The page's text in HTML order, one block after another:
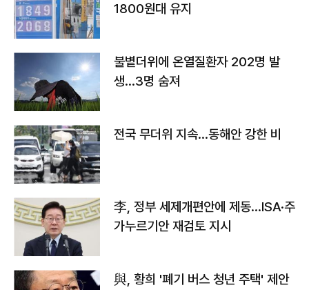
1800원대 유지
불볕더위에 온열질환자 202명 발
생…3명 숨져
전국 무더위 지속…동해안 강한 비
李, 정부 세제개편안에 제동…ISA·주
가누르기안 재검토 지시
與, 황희 '폐기 버스 청년 주택' 제안